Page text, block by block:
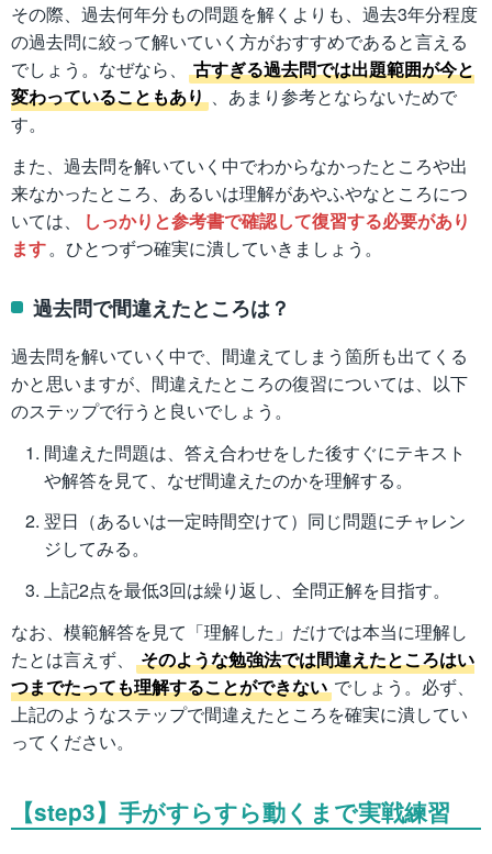
その際、過去何年分もの問題を解くよりも、過去3年分程度
の過去問に絞って解いていく方がおすすめであると言える
でしょう。なぜなら、
古すぎる過去問では出題範囲が今と
変わっていることもあり 、あまり参考とならないためで
す。
また、過去問を解いていく中でわからなかったところや出
来なかったところ、あるいは理解があやふやなところにつ
いては、
しっかりと参考書で確認して復習する必要があり
ます。ひとつずつ確実に潰していきましょう。
過去問で間違えたところは？
過去問を解いていく中で、間違えてしまう箇所も出てくる
かと思いますが、間違えたところの復習については、以下
のステップで行うと良いでしょう。
間違えた問題は、答え合わせをした後すぐにテキスト
や解答を見て、なぜ間違えたのかを理解する。
翌日（あるいは一定時間空けて）同じ問題にチャレン
ジしてみる。
上記2点を最低3回は繰り返し、全問正解を目指す。
なお、模範解答を見て「理解した」だけでは本当に理解し
たとは言えず、
そのような勉強法では間違えたところはい
つまでたっても理解することができない でしょう。必ず、
上記のようなステップで間違えたところを確実に潰してい
ってください。
【step3】手がすらすら動くまで実戦練習